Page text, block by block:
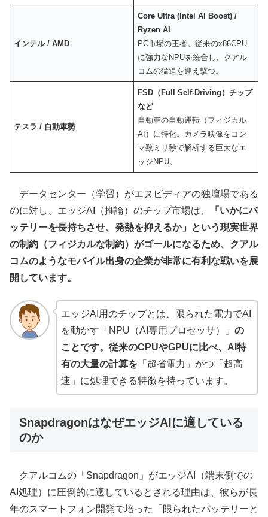
インテル / AMD
Core Ultra (Intel AI Boost) /
Ryzen AI
PC市場の王者。従来のx86CPU
に強力なNPUを統合し、クアル
コムの猛追を迎え撃つ。
テスラ / 自動車勢
FSD（Full Self-Driving）チップ
など
自動車の自動運転（フィジカル
AI）に特化。カメラ映像をコン
マ数ミリ秒で解析する巨大なエ
ッジNPU。
データセンター（学習）がエヌビディアの独壇場である
のに対し、エッジAI（推論）のチップ市場は、
「いかにバ
ッテリーを長持ちさせ、発熱を抑えるか」という現実世界
の制約（フィジカルな制約）がゴールになるため、クアル
コムのようなモバイル出身の企業が非常に有利な戦いを展
開しています。
エッジAI用のチップとは、限られた電力でAI
を動かす「NPU（AI専用プロセッサ）」 の
ことです。従来のCPUやGPUに比べ、AI特
有の大量の計算を 「超省電力」かつ「超高
速」に処理できる特徴を持っています。
SnapdragonはなぜエッジAIに適している
のか
クアルコムの「Snapdragon」がエッジAI（端末側での
AI処理）に圧倒的に適しているとされる理由は、彼らが長
年のスマートフォン開発で培った「限られたバッテリーと